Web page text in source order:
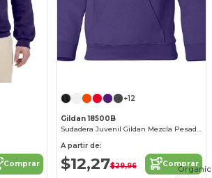
Comprar
+12
Gildan 18500B
Sudadera Juvenil Gildan Mezcla Pesada Sin Cordón
A partir de:
$12,27$29,96 Comprar
Organic